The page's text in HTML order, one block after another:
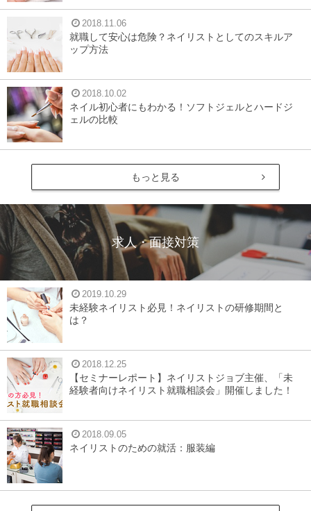
2018.11.06
就職して安心は危険？ネイリストとしてのスキルア
ップ方法
2018.10.02
ネイル初心者にもわかる！ソフトジェルとハードジ
ェルの比較
もっと見る
求人・面接対策
2019.10.29
未経験ネイリスト必見！ネイリストの研修期間と
は？
2018.12.25
【セミナーレポート】ネイリストジョブ主催、「未
経験者向けネイリスト就職相談会」開催しました！
2018.09.05
ネイリストのための就活：服装編